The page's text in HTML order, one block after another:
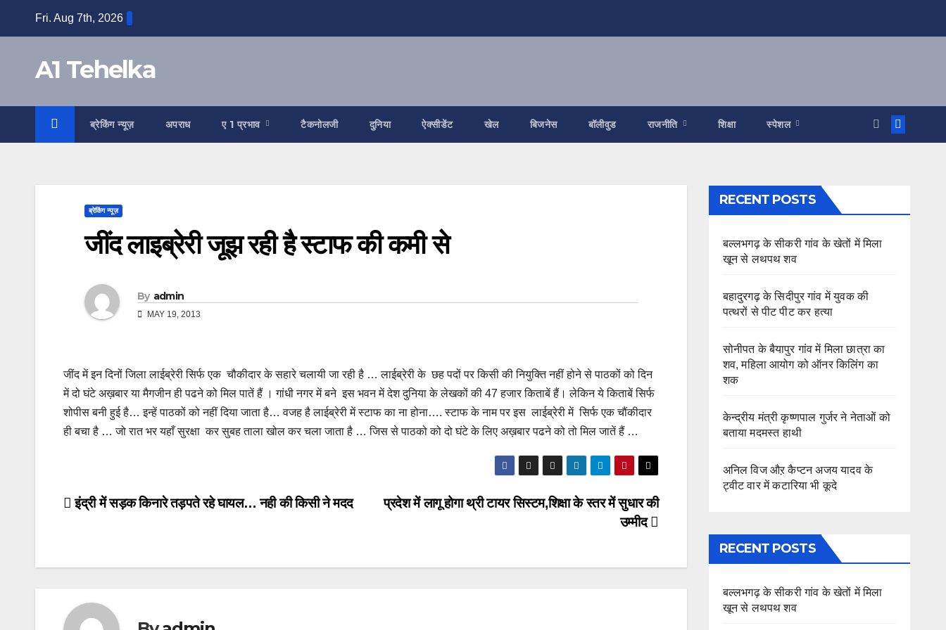
Fri. Aug 7th, 2026
A1 Tehelka
ब्रेकिंग न्यूज़ अपराध ए 1 प्रभाव टैकनोलजी दुनिया ऐक्सीडेंट खेल बिजनेस बॉलीवुड राजनीति शिक्षा स्पेशल
ब्रेकिंग न्यूज़
जींद लाइब्रेरी जूझ रही है स्टाफ की कमी से
By admin
MAY 19, 2013
जींद में इन दिनों जिला लाईब्रेरी सिर्फ एक चौकीदार के सहारे चलायी जा रही है … लाईब्रेरी के छह पदों पर किसी की नियुक्ति नहीं होने से पाठकों को दिन
में दो घंटे अख़बार या मैगजीन ही पढने को मिल पातें हैं । गांधी नगर में बने इस भवन में देश दुनिया के लेखकों की 47 हजार किताबें हैं। लेकिन ये किताबें सिर्फ
शोपीस बनी हुई है… इन्हें पाठकों को नहीं दिया जाता है… वजह है लाईब्रेरी में स्टाफ का ना होना…. स्टाफ के नाम पर इस लाईब्रेरी में सिर्फ एक चौंकीदार
ही बचा है … जो रात भर यहाँ सुरक्षा कर सुबह ताला खोल कर चला जाता है … जिस से पाठको को दो घंटे के लिए अख़बार पढने को तो मिल जातें हैं …
Post
प्रदेश में लागू होगा थ्री टायर सिस्टम,शिक्षा के स्तर में सुधार की
उम्मीद
इंद्री में सड़क किनारे तड़पते रहे घायल… नही की किसी ने मदद
RECENT POSTS
बल्लभगढ़ के सीकरी गांव के खेतों में मिला
खून से लथपथ शव
बहादुरगढ़ के सिदीपुर गांव में युवक की
पत्थरों से पीट पीट कर हत्या
सोनीपत के बैयापुर गांव में मिला छात्रा का
शव, महिला आयोग को ऑनर किलिंग का
शक
केन्द्रीय मंत्री कृष्णपाल गुर्जर ने नेताओं को
बताया मदमस्त हाथी
अनिल विज औऱ कैप्टन अजय यादव के
ट्वीट वार में कटारिया भी कूदे
RECENT POSTS
बल्लभगढ़ के सीकरी गांव के खेतों में मिला
खून से लथपथ शव